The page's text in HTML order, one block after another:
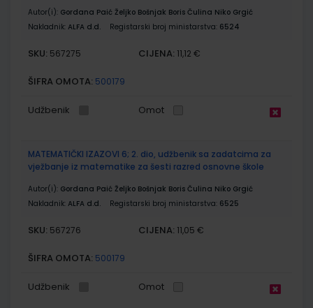
Autor(i): Gordana Paić Željko Bošnjak Boris Čulina Niko Grgić
Nakladnik: ALFA d.d. Registarski broj ministarstva: 6524
SKU: 567275 CIJENA: 11,12 €
ŠIFRA OMOTA: 500179
Udžbenik Omot
MATEMATIČKI IZAZOVI 6; 2. dio, udžbenik sa zadatcima za
vježbanje iz matematike za šesti razred osnovne škole
Autor(i): Gordana Paić Željko Bošnjak Boris Čulina Niko Grgić
Nakladnik: ALFA d.d. Registarski broj ministarstva: 6525
SKU: 567276 CIJENA: 11,05 €
ŠIFRA OMOTA: 500179
Udžbenik Omot